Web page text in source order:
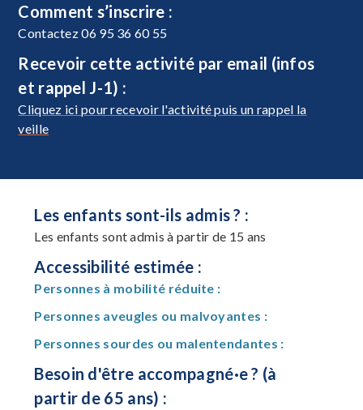
Comment s’inscrire :
Contactez 06 95 36 60 55
Recevoir cette activité par email (infos
et rappel J-1) :
Cliquez ici pour recevoir l'activité puis un rappel la
veille
Les enfants sont-ils admis ? :
Les enfants sont admis à partir de 15 ans
Accessibilité estimée :
Personnes à mobilité réduite :
Personnes aveugles ou malvoyantes :
Personnes sourdes ou malentendantes :
Besoin d'être accompagné·e ? (à
partir de 65 ans) :